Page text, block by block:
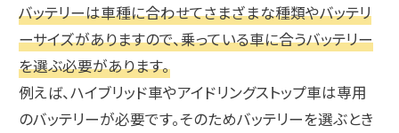
バッテリーは車種に合わせてさまざまな種類やバッテリ
ーサイズがありますので、乗っている車に合うバッテリー
を選ぶ必要があります。
例えば、ハイブリッド車やアイドリングストップ車は専用
のバッテリーが必要です。そのためバッテリーを選ぶとき